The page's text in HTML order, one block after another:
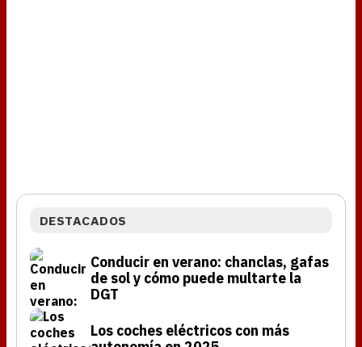
DESTACADOS
Conducir en verano: chanclas, gafas
de sol y cómo puede multarte la
DGT
Los coches eléctricos con más